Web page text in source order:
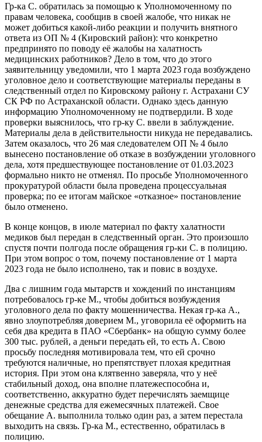
Гр-ка С. обратилась за помощью к Уполномоченному по
правам человека, сообщив в своей жалобе, что никак не
может добиться какой-либо реакции и получить внятного
ответа из ОП № 4 (Кировский район): что конкретно
предпринято по поводу её жалобы на халатность
медицинских работников? Дело в том, что до этого
заявительницу уведомили, что 1 марта 2023 года возбуждено
уголовное дело и соответствующие материалы переданы в
следственный отдел по Кировскому району г. Астрахани СУ
СК РФ по Астраханской области. Однако здесь данную
информацию Уполномоченному не подтвердили. В ходе
проверки выяснилось, что гр-ку С. ввели в заблуждение.
Материалы дела в действительности никуда не передавались.
Затем оказалось, что 26 мая следователем ОП № 4 было
вынесено постановление об отказе в возбуждении уголовного
дела, хотя предшествующее постановление от 01.03.2023
формально никто не отменял. По просьбе Уполномоченного
прокуратурой области была проведена процессуальная
проверка; по ее итогам майское «отказное» постановление
было отменено.
В конце концов, в июле материал по факту халатности
медиков был передан в следственный орган. Это произошло
спустя почти полгода после обращения гр-ки С. в полицию.
При этом вопрос о том, почему постановление от 1 марта
2023 года не было исполнено, так и повис в воздухе.
Два с лишним года мытарств и хождений по инстанциям
потребовалось гр-ке М., чтобы добиться возбуждения
уголовного дела по факту мошенничества. Некая гр-ка А.,
явно злоупотребляя доверием М., уговорила её оформить на
себя два кредита в ПАО «Сбербанк» на общую сумму более
300 тыс. рублей, а деньги передать ей, то есть А. Свою
просьбу последняя мотивировала тем, что ей срочно
требуются наличные, но препятствует плохая кредитная
история. При этом она клятвенно заверяла, что у неё
стабильный доход, она вполне платежеспособна и,
соответственно, аккуратно будет перечислять заемщице
денежные средства для ежемесячных платежей. Свое
обещание А. выполнила только один раз, а затем перестала
выходить на связь. Гр-ка М., естественно, обратилась в
полицию.